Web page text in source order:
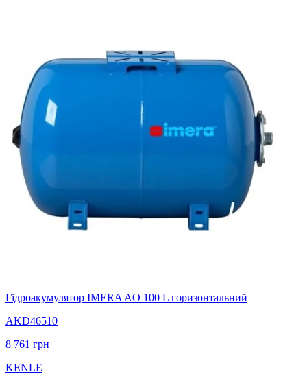
Гідроакумулятор IMERA AO 100 L горизонтальний
AKD46510
8 761 грн
KENLE